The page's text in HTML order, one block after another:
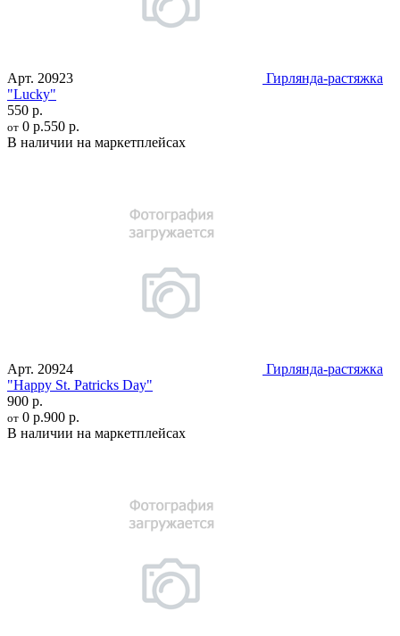
Арт. 20923
Гирлянда-растяжка
"Lucky"
550 р.
от 0 р.550 р.
В наличии на маркетплейсах
Арт. 20924
Гирлянда-растяжка
"Happy St. Patricks Day"
900 р.
от 0 р.900 р.
В наличии на маркетплейсах